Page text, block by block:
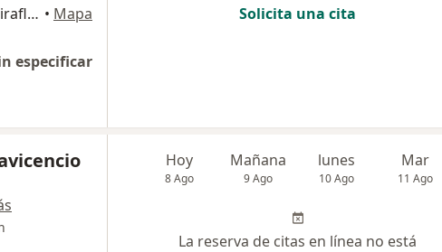
Avenida Alfredo Benavides 2975, Miraflores • Mapa
especificar
Solicita una cita
Hoy
8 Ago
Mañana
9 Ago
lunes
10 Ago
Mar
11 Ago
La reserva de citas en línea no está